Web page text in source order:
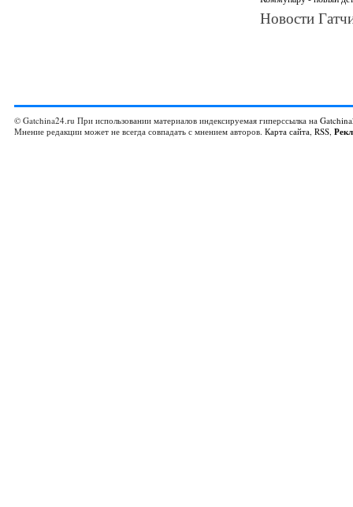
Новости
© Gatchina24.ru При использовании материалов индексируемая гиперссылка на
Мнение редакции может не всегда совпадать с мнением авторов. Карта сайта, RSS,